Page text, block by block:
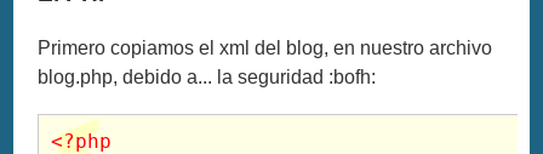
Primero copiamos el xml del blog, en nuestro archivo
blog.php, debido a... la seguridad :bofh:
<?php